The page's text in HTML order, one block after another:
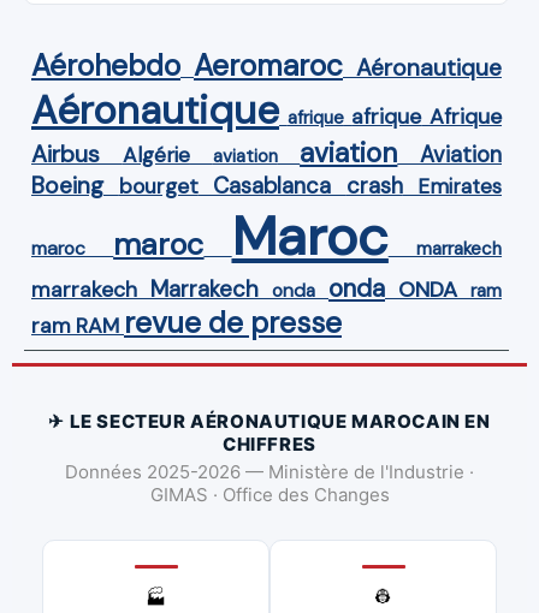
Aérohebdo Aeromaroc Aéronautique
Aéronautique afrique afrique Afrique
Airbus Algérie aviation aviation Aviation
Boeing bourget Casablanca crash Emirates
maroc maroc Maroc marrakech
marrakech Marrakech onda onda ONDA ram
ram RAM revue de presse
✈ LE SECTEUR AÉRONAUTIQUE MAROCAIN EN
CHIFFRES
Données 2025-2026 — Ministère de l'Industrie ·
GIMAS · Office des Changes
🏭
👷